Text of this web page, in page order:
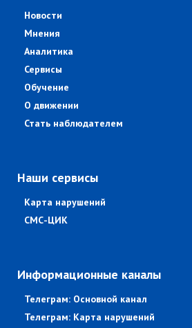
Новости
Мнения
Аналитика
Сервисы
Обучение
О движении
Стать наблюдателем
Наши сервисы
Карта нарушений
СМС-ЦИК
Информационные каналы
Телеграм: Основной канал
Телеграм: Карта нарушений